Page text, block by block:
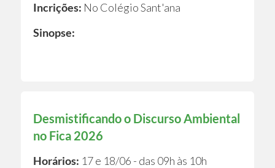
Incrições: No Colégio Sant'ana
Sinopse:
Desmistificando o Discurso Ambiental
no Fica 2026
Horários: 17 e 18/06 - das 09h às 10h